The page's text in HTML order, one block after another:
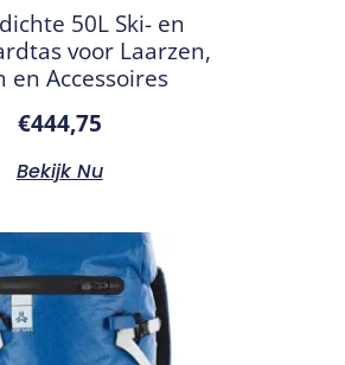
50L Ski- en
voor Laarzen,
en Accessoires
€444,75
Bekijk Nu